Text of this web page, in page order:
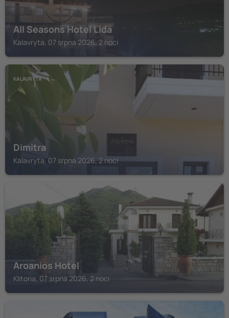
All Seasons Hotel Lida
Kalavryta, 07 srpna 2026, 2 noci
KALAVRYTA
Dimitra
Kalavryta, 07 srpna 2026, 2 noci
Aroanios Hotel
Klitoria, 07 srpna 2026, 2 noci